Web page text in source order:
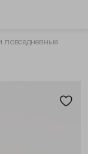
повседневные